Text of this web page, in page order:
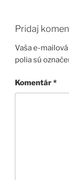
Pridaj
Vaša e-
polia sú
Komentár*